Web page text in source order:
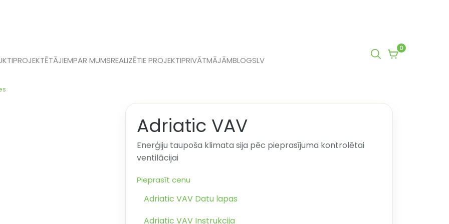
PROJEKTĒTĀJIEMPAR MUMSREALIZĒTIE PROJEKTIPRIVĀTMĀJĀMBLOGSLV
0
0
Adriatic VAV
Enerģiju taupoša klimata sija pēc pieprasījuma kontrolētai
ventilācijai
Pieprasīt cenu
Adriatic VAV Datu lapas
Adriatic VAV Instrukcija